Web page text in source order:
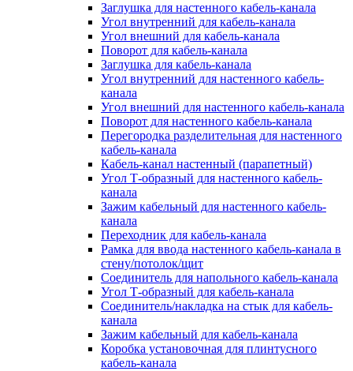
Заглушка для настенного кабель-канала
Угол внутренний для кабель-канала
Угол внешний для кабель-канала
Поворот для кабель-канала
Заглушка для кабель-канала
Угол внутренний для настенного кабель-
канала
Угол внешний для настенного кабель-канала
Поворот для настенного кабель-канала
Перегородка разделительная для настенного
кабель-канала
Кабель-канал настенный (парапетный)
Угол Т-образный для настенного кабель-
канала
Зажим кабельный для настенного кабель-
канала
Переходник для кабель-канала
Рамка для ввода настенного кабель-канала в
стену/потолок/щит
Соединитель для напольного кабель-канала
Угол Т-образный для кабель-канала
Соединитель/накладка на стык для кабель-
канала
Зажим кабельный для кабель-канала
Коробка установочная для плинтусного
кабель-канала